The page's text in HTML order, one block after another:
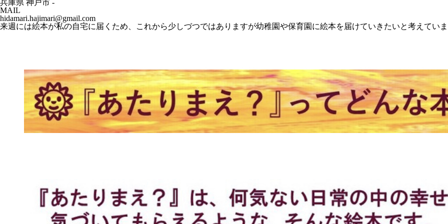
兵庫県 神戸市 -
MAIL
hidamari.hajimari@gmail.com
来週には絵本が私の自宅に届くため、これから少しづつではありますが幼稚園や保育園に絵本を届けていきたいと考えてい